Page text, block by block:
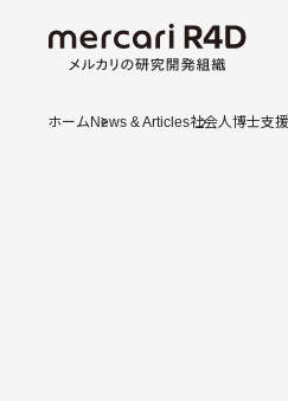
ホーム News & Articles社会人博士支